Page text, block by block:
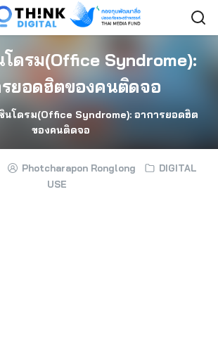
ดรม(Office Syndrome):
ยอดฮิตของคนติดจอ
โดรม(Office Syndrome): อาการยอดฮิต
ของคนติดจอ
Photcharapon Ronglong
DIGITAL
USE